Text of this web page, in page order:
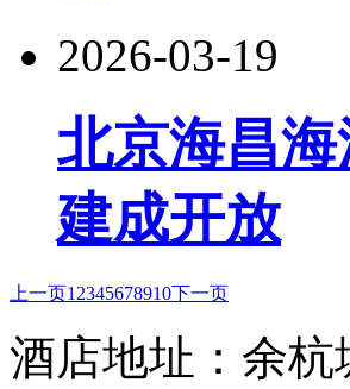
2026-03-19
北京海昌
建成开放
上一页1 2345678910下一页
酒店地址：余杭